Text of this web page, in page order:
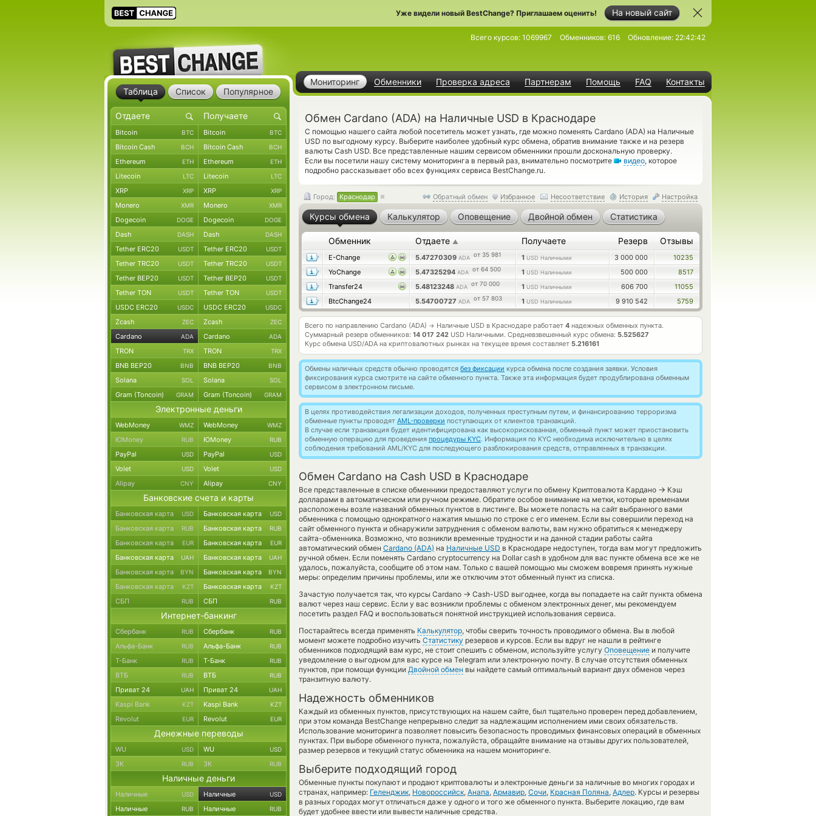
На новый сайт
Уже видели новый BestChange? Приглашаем оценить!
Мониторинг Обменники Проверка адреса Партнерам Помощь FAQ Контакты
Всего курсов: 1069967 Обменников: 616 Обновление: 22:42:42
Обмен Cardano (ADA) на Наличные USD в Краснодаре
С помощью нашего сайта любой посетитель может узнать, где можно поменять Cardano (ADA) на Наличные
USD по выгодному курсу. Выберите наиболее удобный курс обмена, обратив внимание также и на резерв
валюты Cash USD. Все представленные нашим сервисом обменники прошли доскональную проверку.
Если вы посетили нашу систему мониторинга в первый раз, внимательно посмотрите
видео, которое
подробно рассказывает обо всех функциях сервиса BestChange.ru.
Обратный обмен Избранное Несоответствие История Настройка
Город: Краснодар
Курсы обмена Калькулятор Оповещение Двойной обмен Статистика
Обменник Отдаете ▲ Получаете Резерв Отзывы
E-Change 5.47270309 ADA от 35 981 1 USD Наличными 3 000 000
10235
YoChange
5.47325294 ADA от 64 500 1 USD Наличными 500 000
8517
Transfer24
5.48123248 ADA от 70 000 1 USD Наличными 606 700
11055
BtcChange24
5.54700727 ADA от 57 803 1 USD Наличными 9 910 542 5759
Всего по направлению Cardano (ADA) → Наличные USD в Краснодаре работает 4 надежных обменных пункта.
Суммарный резерв обменников: 14 017 242 USD Наличными. Средневзвешенный курс обмена: 5.525627
Курс обмена USD/ADA на криптовалютных рынках на текущее время составляет 5.216161
Обмены наличных средств обычно проводятся без фиксации курса обмена после создания заявки. Условия
фиксирования курса смотрите на сайте обменного пункта. Также эта информация будет продублирована обменным
сервисом в электронном письме.
В целях противодействия легализации доходов, полученных преступным путем, и финансированию терроризма
обменные пункты проводят AML-проверки поступающих от клиентов транзакций.
В случае если транзакция будет идентифицирована как высокорискованная, обменный пункт может приостановить
обменную операцию для проведения процедуры KYC. Информация по KYC необходима исключительно в целях
соблюдения требований AML/KYC для последующего разблокирования средств, отправленных в транзакции.
Обмен Cardano на Cash USD в Краснодаре
Все представленные в списке обменники предоставляют услуги по обмену Криптовалюта Кардано → Кэш
долларами в автоматическом или ручном режиме. Обратите особое внимание на метки, которые временами
расположены возле названий обменных пунктов в листинге. Вы можете попасть на сайт выбранного вами
обменника с помощью однократного нажатия мышью по строке с его именем. Если вы совершили переход на
сайт обменного пункта и обнаружили затруднения с обменом валюты, вам нужно обратиться к менеджеру
сайта-обменника. Возможно, что возникли временные трудности и на данной стадии работы сайта
автоматический обмен Cardano (ADA) на Наличные USD в Краснодаре недоступен, тогда вам могут предложить
ручной обмен. Если поменять Cardano cryptocurrency на Dollar cash в удобном для вас пункте обмена все же не
удалось, пожалуйста, сообщите об этом нам. Только с вашей помощью мы сможем вовремя принять нужные
меры: определим причины проблемы, или же отключим этот обменный пункт из списка.
Зачастую получается так, что курсы Cardano → Cash-USD выгоднее, когда вы попадаете на сайт пункта обмена
валют через наш сервис. Если у вас возникли проблемы с обменом электронных денег, мы рекомендуем
посетить раздел FAQ и воспользоваться понятной инструкцией использования сервиса.
Постарайтесь всегда применять Калькулятор, чтобы сверить точность проводимого обмена. Вы в любой
момент можете подробно изучить Статистику резервов и курсов. Если вы вдруг не нашли в рейтинге
обменников подходящий вам курс, не стоит спешить с обменом, используйте услугу Оповещение и получите
уведомление о выгодном для вас курсе на Telegram или электронную почту. В случае отсутствия обменных
пунктов, при помощи функции Двойной обмен вы найдете самый оптимальный вариант двух обменов через
транзитную валюту.
Надежность обменников
Каждый из обменных пунктов, присутствующих на нашем сайте, был тщательно проверен перед добавлением,
при этом команда BestChange непрерывно следит за надлежащим исполнением ими своих обязательств.
Использование мониторинга позволяет повысить безопасность проводимых финансовых операций в обменных
пунктах. При выборе обменного пункта, пожалуйста, обращайте внимание на отзывы других пользователей,
размер резервов и текущий статус обменника на нашем мониторинге.
Выберите подходящий город
Обменные пункты покупают и продают криптовалюты и электронные деньги за наличные во многих городах и
странах, например: Геленджик, Новороссийск, Анапа, Армавир, Сочи, Красная Поляна, Адлер. Курсы и резервы
в разных городах могут отличаться даже у одного и того же обменного пункта. Выберите локацию, где вам
будет удобнее ввести или вывести наличные средства.
Таблица Список Популярное
Bitcoin BTC Bitcoin BTC
Bitcoin Cash BCH Bitcoin Cash BCH
Ethereum ETH Ethereum ETH
Litecoin LTC Litecoin LTC
XRP XRP XRP XRP
Monero XMR Monero XMR
Dogecoin DOGE Dogecoin DOGE
Dash DASH Dash DASH
Tether ERC20 USDT Tether ERC20 USDT
Tether TRC20 USDT Tether TRC20 USDT
Tether BEP20 USDT Tether BEP20 USDT
Tether TON USDT Tether TON USDT
USDC ERC20 USDC USDC ERC20 USDC
Zcash ZEC Zcash ZEC
Cardano ADA Cardano ADA
TRON TRX TRON TRX
BNB BEP20 BNB BNB BEP20 BNB
Solana SOL Solana SOL
Gram (Toncoin) GRAM Gram (Toncoin) GRAM
Электронные деньги
WebMoney WMZ WebMoney WMZ
ЮMoney RUB ЮMoney RUB
PayPal USD PayPal USD
Volet USD Volet USD
Alipay CNY Alipay CNY
Банковские счета и карты
Банковская карта USD Банковская карта USD
Банковская карта RUB Банковская карта RUB
Банковская карта EUR Банковская карта EUR
Банковская карта UAH Банковская карта UAH
Банковская карта BYN Банковская карта BYN
Банковская карта KZT Банковская карта KZT
СБП RUB СБП RUB
Интернет-банкинг
Сбербанк RUB Сбербанк RUB
Альфа-Банк RUB Альфа-Банк RUB
Т-Банк RUB Т-Банк RUB
ВТБ RUB ВТБ RUB
Приват 24 UAH Приват 24 UAH
Kaspi Bank KZT Kaspi Bank KZT
Revolut EUR Revolut EUR
Денежные переводы
WU USD WU USD
ЗК RUB ЗК RUB
Наличные деньги
Наличные USD Наличные USD
Наличные RUB Наличные RUB